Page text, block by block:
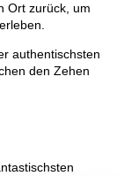
Ort zurück, um
authentischsten
den Zehen